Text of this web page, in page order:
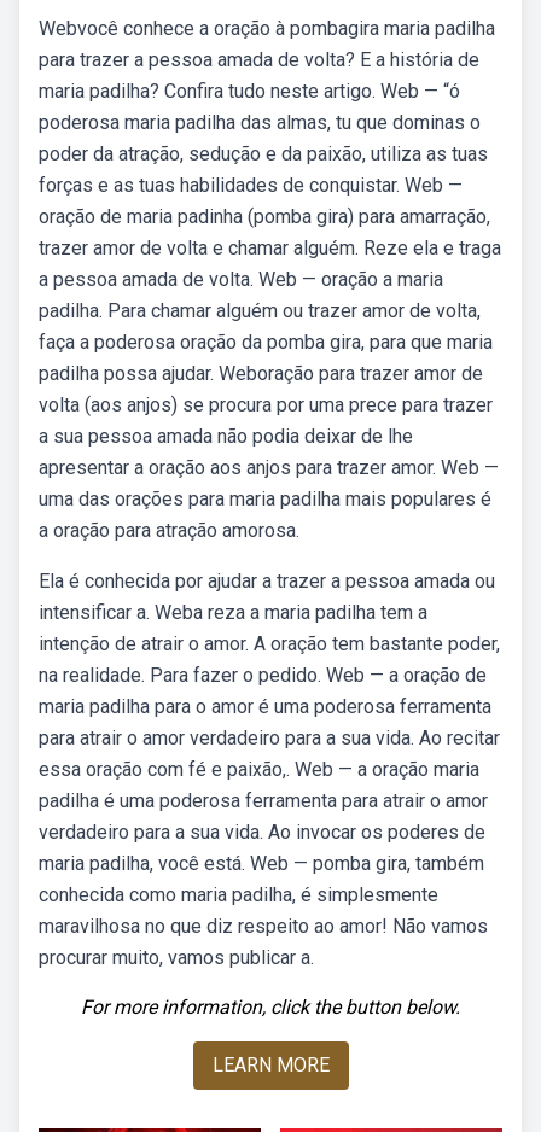
Webvocê conhece a oração à pombagira maria padilha
para trazer a pessoa amada de volta? E a história de
maria padilha? Confira tudo neste artigo. Web — “ó
poderosa maria padilha das almas, tu que dominas o
poder da atração, sedução e da paixão, utiliza as tuas
forças e as tuas habilidades de conquistar. Web —
oração de maria padinha (pomba gira) para amarração,
trazer amor de volta e chamar alguém. Reze ela e traga
a pessoa amada de volta. Web — oração a maria
padilha. Para chamar alguém ou trazer amor de volta,
faça a poderosa oração da pomba gira, para que maria
padilha possa ajudar. Weboração para trazer amor de
volta (aos anjos) se procura por uma prece para trazer
a sua pessoa amada não podia deixar de lhe
apresentar a oração aos anjos para trazer amor. Web —
uma das orações para maria padilha mais populares é
a oração para atração amorosa.
Ela é conhecida por ajudar a trazer a pessoa amada ou
intensificar a. Weba reza a maria padilha tem a
intenção de atrair o amor. A oração tem bastante poder,
na realidade. Para fazer o pedido. Web — a oração de
maria padilha para o amor é uma poderosa ferramenta
para atrair o amor verdadeiro para a sua vida. Ao recitar
essa oração com fé e paixão,. Web — a oração maria
padilha é uma poderosa ferramenta para atrair o amor
verdadeiro para a sua vida. Ao invocar os poderes de
maria padilha, você está. Web — pomba gira, também
conhecida como maria padilha, é simplesmente
maravilhosa no que diz respeito ao amor! Não vamos
procurar muito, vamos publicar a.
For more information, click the button below.
LEARN MORE